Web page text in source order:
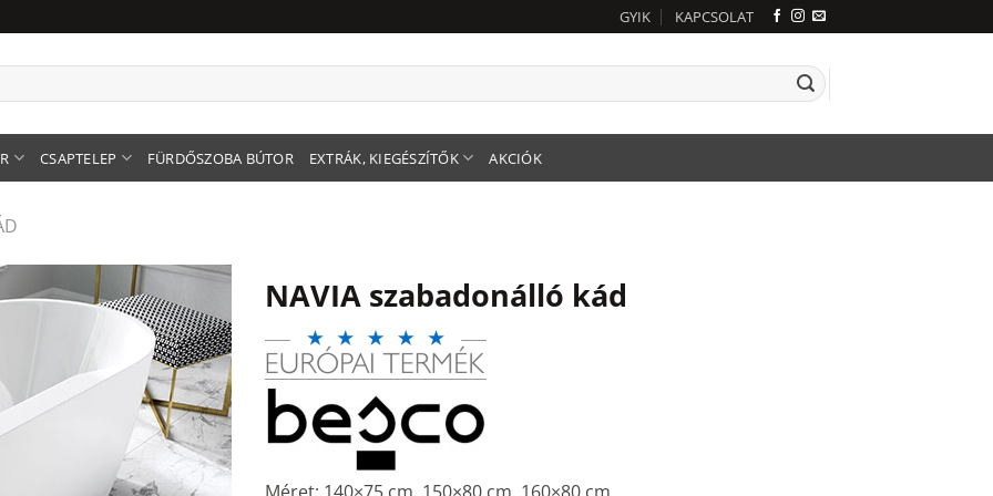
GYIK KAPCSOLAT
CSAPTELEP FÜRDŐSZOBA BÚTOR EXTRÁK, KIEGÉSZÍTŐK AKCIÓK
NAVIA szabadonálló kád
Méret: 140×75 cm, 150×80 cm, 160×80 cm